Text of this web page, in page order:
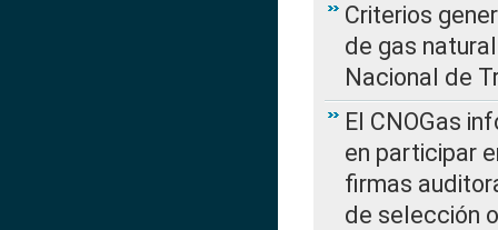
Criterios
de gas
Nacional de
El CNOGas
en participar
firmas
de selección